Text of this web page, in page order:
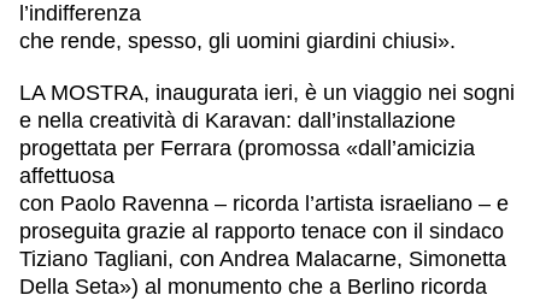
l’indifferenza
che rende, spesso, gli uomini giardini chiusi».
LA MOSTRA, inaugurata ieri, è un viaggio nei sogni
e nella creatività di Karavan: dall’installazione
progettata per Ferrara (promossa «dall’amicizia
affettuosa
con Paolo Ravenna – ricorda l’artista israeliano – e
proseguita grazie al rapporto tenace con il sindaco
Tiziano Tagliani, con Andrea Malacarne, Simonetta
Della Seta») al monumento che a Berlino ricorda